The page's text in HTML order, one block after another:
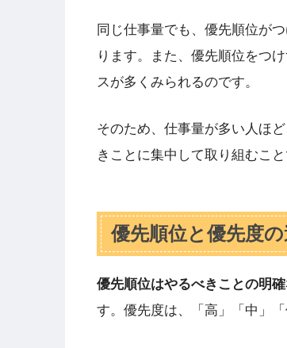
同じ仕事量でも、優先順位が
ります。また、優先順位をつ
スが多くみられるのです。
そのため、仕事量が多い人ほ
きことに集中して取り組むこ
優先順位と優先度
優先順位はやるべきことの明
す。優先度は、「高」「中」